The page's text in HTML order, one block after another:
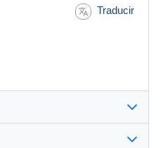
Traducir